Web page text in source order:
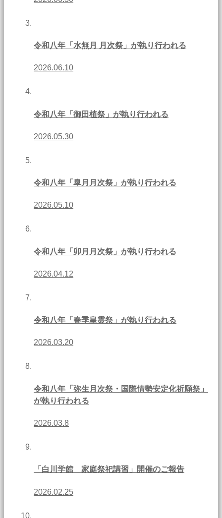
令和八年「水無月 月次祭」が執り行われる
2026.06.10
令和八年「御田植祭」が執り行われる
2026.05.30
令和八年「皐月月次祭」が執り行われる
2026.05.10
令和八年「卯月月次祭」が執り行われる
2026.04.12
令和八年「春季皇霊祭」が執り行われる
2026.03.20
令和八年「弥生月次祭・国際情勢安定化祈願祭」
が執り行われる
2026.03.8
「白川学館 家庭祭祀講習」開催のご報告
2026.02.25